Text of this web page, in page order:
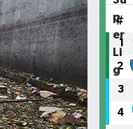
#
1
2
3
4